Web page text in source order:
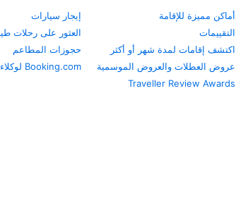
أماكن مميزة للإقامة
التقييمات
اكتشف إقامات لمدة شهر أو أكثر
عروض العطلات والعروض الموسمية
Traveller Review Awards
إيجار سيارات
العثور على رحلات
حجوزات المطاعم
Booking.com لوكلاء السفر